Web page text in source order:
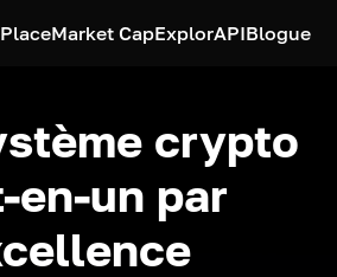
PlaceMarket CapExplorAPIBlogue
crypto
en-un par